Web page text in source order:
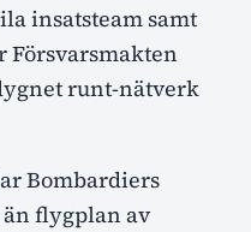
insatsteam samt
Försvarsmakten
runt-nätverk
Bombardiers
flygplan av